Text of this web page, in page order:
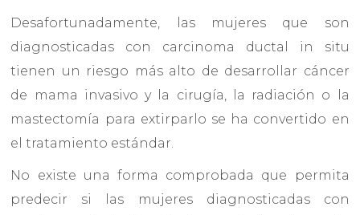
Desafortunadamente, las mujeres que son
diagnosticadas con carcinoma ductal in situ
tienen un riesgo más alto de desarrollar cáncer
de mama invasivo y la cirugía, la radiación o la
mastectomía para extirparlo se ha convertido en
el tratamiento estándar.
No existe una forma comprobada que permita
predecir si las mujeres diagnosticadas con